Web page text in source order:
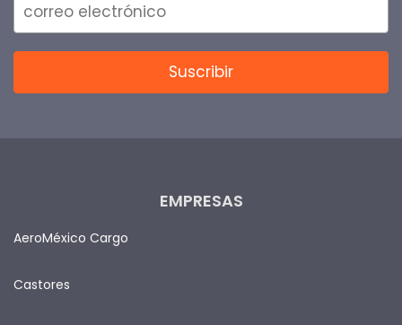
EMPRESAS
AeroMéxico Cargo
Castores